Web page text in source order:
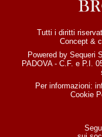
Tutti i diritti
Concept &
Powered by Sequeri
PADOVA - C.F. e P.I.
Per informazioni:
Cookie